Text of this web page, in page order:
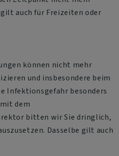
auch für Freizeiten oder
können nicht mehr
und insbesondere beim
Infektionsgefahr besonders
dem
bitten wir Sie dringlich,
Dasselbe gilt auch